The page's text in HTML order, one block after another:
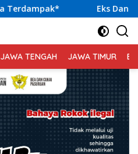
Eks Danpuspom TNI Nazali
JAWA TENGAH JAWA TIMUR